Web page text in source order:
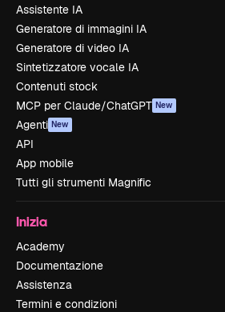
Assistente IA
Generatore di immagini IA
Generatore di video IA
Sintetizzatore vocale IA
Contenuti stock
MCP per Claude/ChatGPT New
Agenti New
API
App mobile
Tutti gli strumenti Magnific
Inizia
Academy
Documentazione
Assistenza
Termini e condizioni